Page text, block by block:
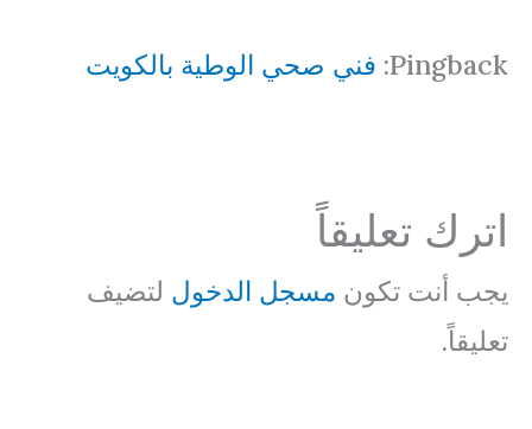
Pingback: فني صحي الوطية بالكويت
اترك تعليقاً
يجب أنت تكون مسجل الدخول لتضيف
تعليقاً.